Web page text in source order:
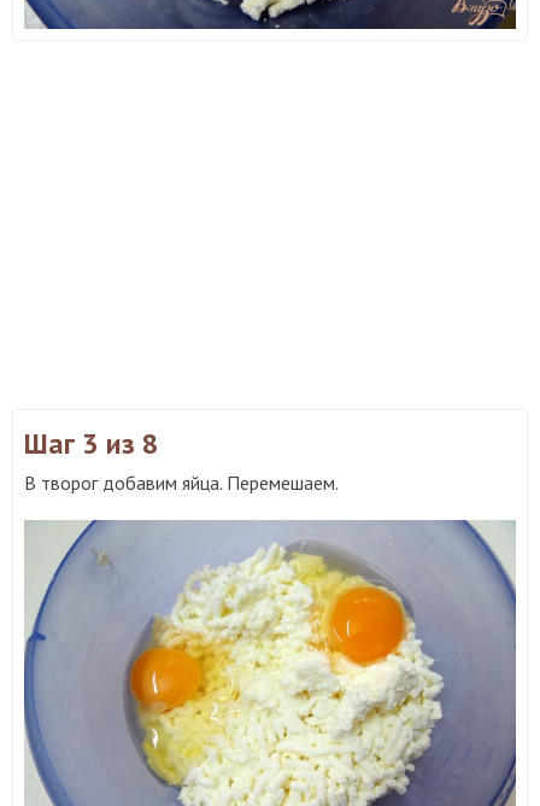
Шаг 3 из 8
В творог добавим яйца. Перемешаем.